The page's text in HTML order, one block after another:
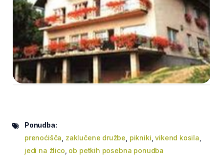
Ponudba:
prenoćišča zaklučene družbe pikniki ,vikend kosila
jedi na žlico ob petkih posebna ponudba